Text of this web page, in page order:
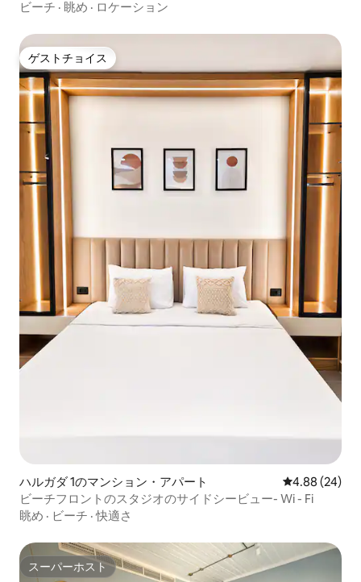
ルグーナ
ビーチ · 眺め · ロケーション
ゲストチョイス
ゲストチョイス
ハルガダ 1のマンション・アパート レビュー24
4.88 (24)
ビーチフロントのスタジオのサイドシービュー- Wi - Fi
眺め · ビーチ ·快適さ
スーパーホスト
スーパーホスト